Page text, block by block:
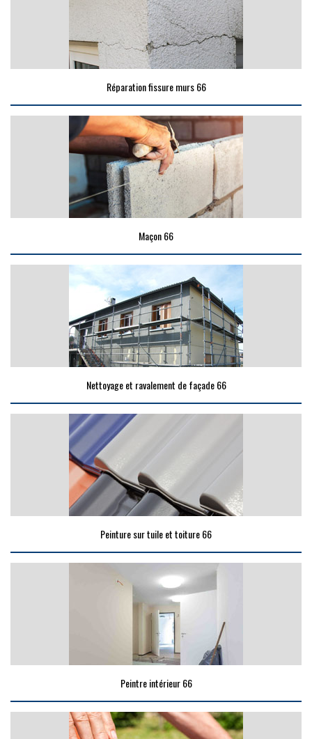
Réparation fissure murs 66
Maçon 66
Nettoyage et ravalement de façade 66
Peinture sur tuile et toiture 66
Peintre intérieur 66